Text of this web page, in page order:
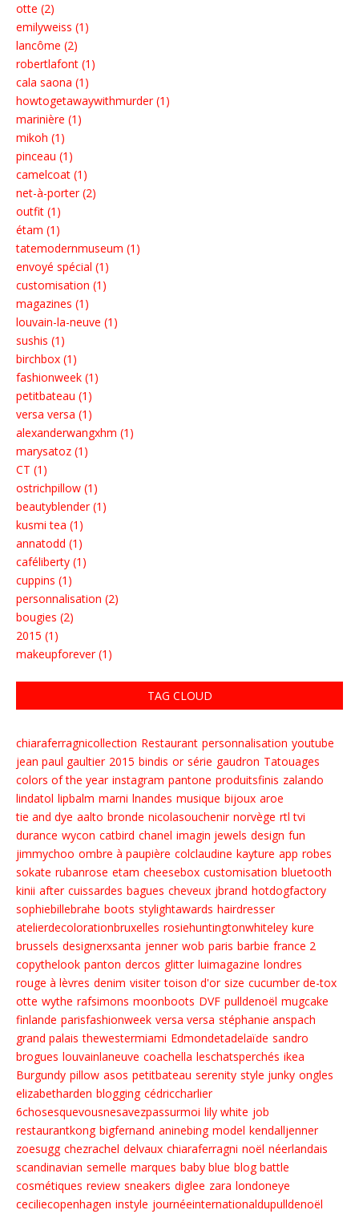
otte (2)
emilyweiss (1)
lancôme (2)
robertlafont (1)
cala saona (1)
howtogetawaywithmurder (1)
marinière (1)
mikoh (1)
pinceau (1)
camelcoat (1)
net-à-porter (2)
outfit (1)
étam (1)
tatemodernmuseum (1)
envoyé spécial (1)
customisation (1)
magazines (1)
louvain-la-neuve (1)
sushis (1)
birchbox (1)
fashionweek (1)
petitbateau (1)
versa versa (1)
alexanderwangxhm (1)
marysatoz (1)
CT (1)
ostrichpillow (1)
beautyblender (1)
kusmi tea (1)
annatodd (1)
caféliberty (1)
cuppins (1)
personnalisation (2)
bougies (2)
2015 (1)
makeupforever (1)
TAG CLOUD
chiaraferragnicollection Restaurant personnalisation youtube
jean paul gaultier 2015 bindis or série gaudron Tatouages
colors of the year instagram pantone produitsfinis zalando
lindatol lipbalm marni lnandes musique bijoux aroe
tie and dye aalto bronde nicolasouchenir norvège rtl tvi
durance wycon catbird chanel imagin jewels design fun
jimmychoo ombre à paupière colclaudine kayture app robes
sokate rubanrose etam cheesebox customisation bluetooth
kinii after cuissardes bagues cheveux jbrand hotdogfactory
sophiebillebrahe boots stylightawards hairdresser
atelierdecolorationbruxelles rosiehuntingtonwhiteley kure
brussels designerxsanta jenner wob paris barbie france 2
copythelook panton dercos glitter luimagazine londres
rouge à lèvres denim visiter toison d'or size cucumber de-tox
otte wythe rafsimons moonboots DVF pulldenoël mugcake
finlande parisfashionweek versa versa stéphanie anspach
grand palais thewestermiami Edmondetadelaïde sandro
brogues louvainlaneuve coachella leschatsperchés ikea
Burgundy pillow asos petitbateau serenity style junky ongles
elizabetharden blogging cédriccharlier
6chosesquevousnesavezpassurmoi lily white job
restaurantkong bigfernand aninebing model kendalljenner
zoesugg chezrachel delvaux chiaraferragni noël néerlandais
scandinavian semelle marques baby blue blog battle
cosmétiques review sneakers diglee zara londoneye
ceciliecopenhagen instyle journéeinternationaldupulldenoël